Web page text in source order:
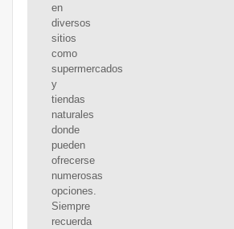
en
diversos
sitios
como
supermercados
y
tiendas
naturales
donde
pueden
ofrecerse
numerosas
opciones.
Siempre
recuerda